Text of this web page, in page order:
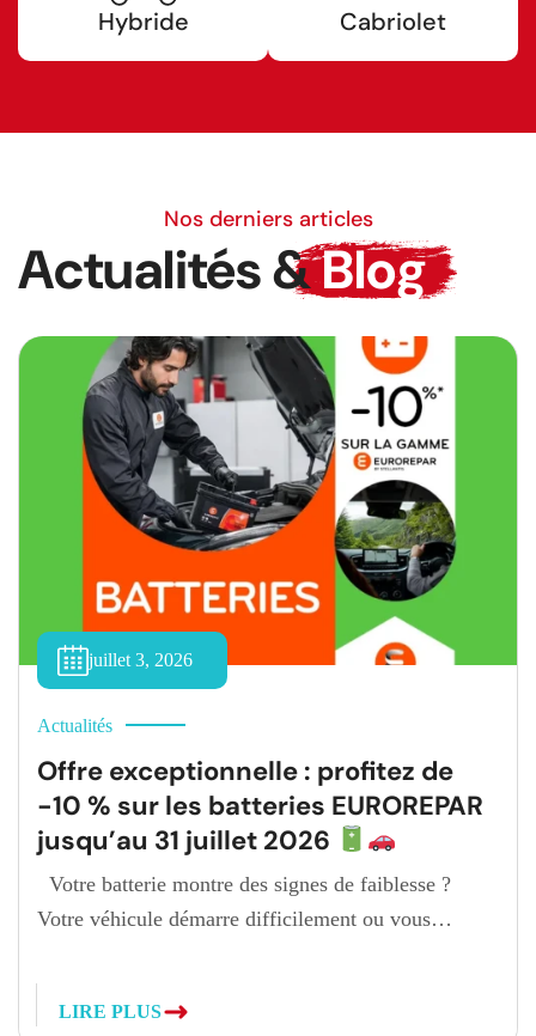
Hybride Cabriolet
Nos derniers articles
Actualités &Blog
juillet 3, 2026
Actualités
Offre exceptionnelle : profitez de
-10 % sur les batteries EUROREPAR
jusqu’au 31 juillet 2026
Votre batterie montre des signes de faiblesse ?
Votre véhicule démarre difficilement ou vous
Jusqu’au 31 juillet 2026, notre garage participe à
LIRE PLUS